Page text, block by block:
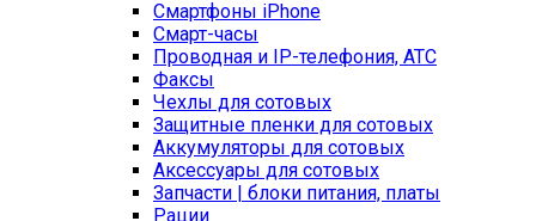
Смартфоны iPhone
Смарт-часы
Проводная и IP-телефония, АТС
Факсы
Чехлы для сотовых
Защитные пленки для сотовых
Аккумуляторы для сотовых
Аксессуары для сотовых
Запчасти | блоки питания, платы
Рации